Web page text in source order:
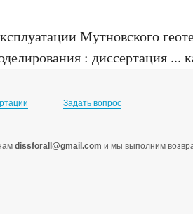
Мутновского
: диссертация ...
Задать вопрос
dissforall@gmail.com и мы выполним